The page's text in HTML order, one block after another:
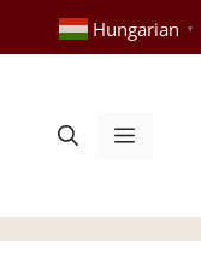
Hungarian ▼
Menü